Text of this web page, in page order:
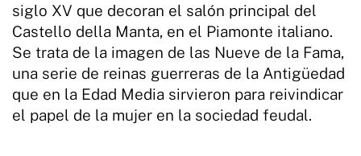
siglo XV que decoran el salón principal del
Castello della Manta, en el Piamonte italiano.
Se trata de la imagen de las Nueve de la Fama,
una serie de reinas guerreras de la Antigüedad
que en la Edad Media sirvieron para reivindicar
el papel de la mujer en la sociedad feudal.